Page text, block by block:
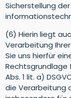
Sicherstellung
(6) Hierin liegt
Verarbeitung
Sie uns hierfür
Rechtsgrundlage
Abs. 1 lit. a)
die Verarbeitung